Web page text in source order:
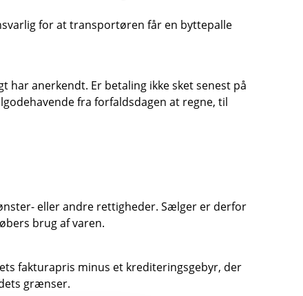
for at transportøren får en byttepalle
har anerkendt. Er betaling ikke sket senest på
fra forfaldsdagen at regne, til
eller andre rettigheder. Sælger er derfor
brug af varen.
fakturapris minus et krediteringsgebyr, der
grænser.